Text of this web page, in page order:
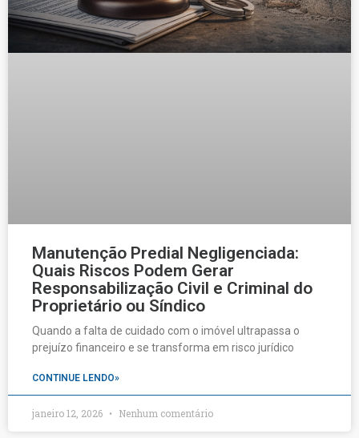
Manutenção Predial Negligenciada:
Quais Riscos Podem Gerar
Responsabilização Civil e Criminal do
Proprietário ou Síndico
Quando a falta de cuidado com o imóvel ultrapassa o
prejuízo financeiro e se transforma em risco jurídico
CONTINUE LENDO»
janeiro 12, 2026 Nenhum comentário